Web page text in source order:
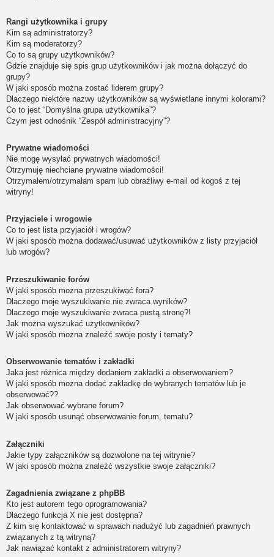
Rangi użytkownika i grupy
Kim są administratorzy?
Kim są moderatorzy?
Co to są grupy użytkowników?
Gdzie znajduje się spis grup użytkowników i jak można dołączyć do
grupy?
W jaki sposób można zostać liderem grupy?
Dlaczego niektóre nazwy użytkowników są wyświetlane innymi kolorami?
Co to jest “Domyślna grupa użytkownika”?
Czym jest odnośnik “Zespół administracyjny”?
Prywatne wiadomości
Nie mogę wysyłać prywatnych wiadomości!
Otrzymuję niechciane prywatne wiadomości!
Otrzymałem/otrzymałam spam lub obraźliwy e-mail od kogoś z tej
witryny!
Przyjaciele i wrogowie
Co to jest lista przyjaciół i wrogów?
W jaki sposób można dodawać/usuwać użytkowników z listy przyjaciół
lub wrogów?
Przeszukiwanie forów
W jaki sposób można przeszukiwać fora?
Dlaczego moje wyszukiwanie nie zwraca wyników?
Dlaczego moje wyszukiwanie zwraca pustą stronę?!
Jak można wyszukać użytkowników?
W jaki sposób można znaleźć swoje posty i tematy?
Obserwowanie tematów i zakładki
Jaka jest różnica między dodaniem zakładki a obserwowaniem?
W jaki sposób można dodać zakładkę do wybranych tematów lub je
obserwować??
Jak obserwować wybrane forum?
W jaki sposób usunąć obserwowanie forum, tematu?
Załączniki
Jakie typy załączników są dozwolone na tej witrynie?
W jaki sposób można znaleźć wszystkie swoje załączniki?
Zagadnienia związane z phpBB
Kto jest autorem tego oprogramowania?
Dlaczego funkcja X nie jest dostępna?
Z kim się kontaktować w sprawach nadużyć lub zagadnień prawnych
związanych z tą witryną?
Jak nawiązać kontakt z administratorem witryny?